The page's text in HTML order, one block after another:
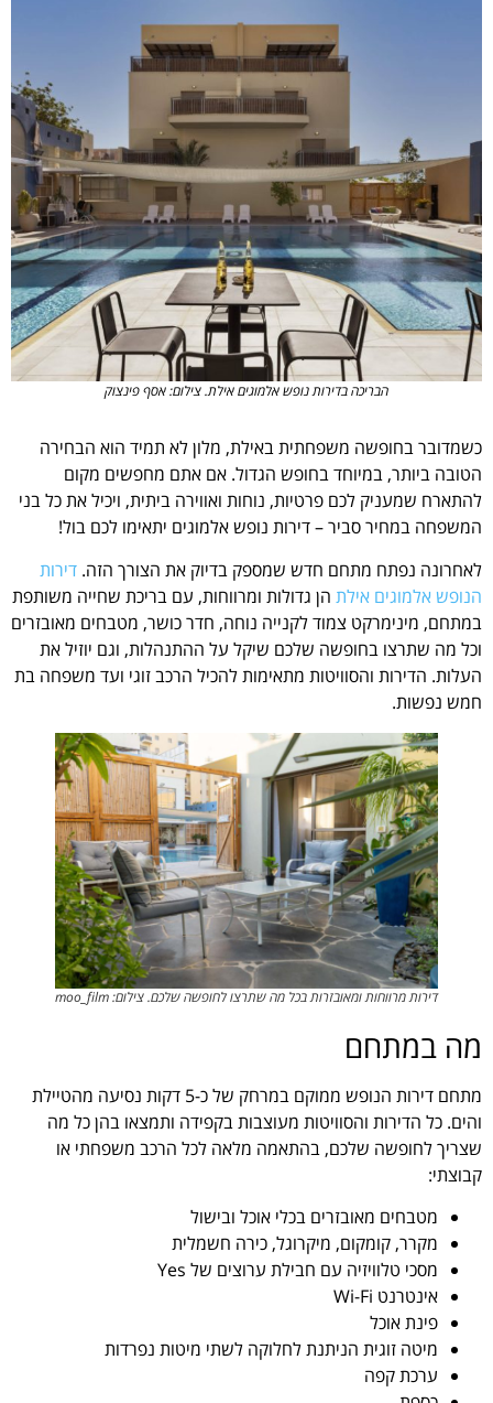
הבריכה בדירות נופש אלמוגים אילת. צילום: אסף פינצוק
כשמדובר בחופשה משפחתית באילת, מלון לא תמיד הוא הבחירה
הטובה ביותר, במיוחד בחופש הגדול. אם אתם מחפשים מקום
להתארח שמעניק לכם פרטיות, נוחות ואווירה ביתית, ויכיל את כל בני
המשפחה במחיר סביר – דירות נופש אלמוגים יתאימו לכם בול!
לאחרונה נפתח מתחם חדש שמספק בדיוק את הצורך הזה. דירות
הנופש אלמוגים אילת הן גדולות ומרווחות, עם בריכת שחייה משותפת
במתחם, מינימרקט צמוד לקנייה נוחה, חדר כושר, מטבחים מאובזרים
וכל מה שתרצו בחופשה שלכם שיקל על ההתנהלות, וגם יוזיל את
העלות. הדירות והסוויטות מתאימות להכיל הרכב זוגי ועד משפחה בת
חמש נפשות.
דירות מרווחות ומאובזרות בכל מה שתרצו לחופשה שלכם. צילום: moo_film
מה במתחם
מתחם דירות הנופש ממוקם במרחק של כ-5 דקות נסיעה מהטיילת
והים. כל הדירות והסוויטות מעוצבות בקפידה ותמצאו בהן כל מה
שצריך לחופשה שלכם, בהתאמה מלאה לכל הרכב משפחתי או
קבוצתי:
מטבחים מאובזרים בכלי אוכל ובישול
מקרר, קומקום, מיקרוגל, כירה חשמלית
מסכי טלוויזיה עם חבילת ערוצים של Yes
אינטרנט Wi-Fi
פינת אוכל
מיטה זוגית הניתנת לחלוקה לשתי מיטות נפרדות
ערכת קפה